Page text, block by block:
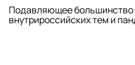
Подавляющее большинство
внутрироссийских тем и